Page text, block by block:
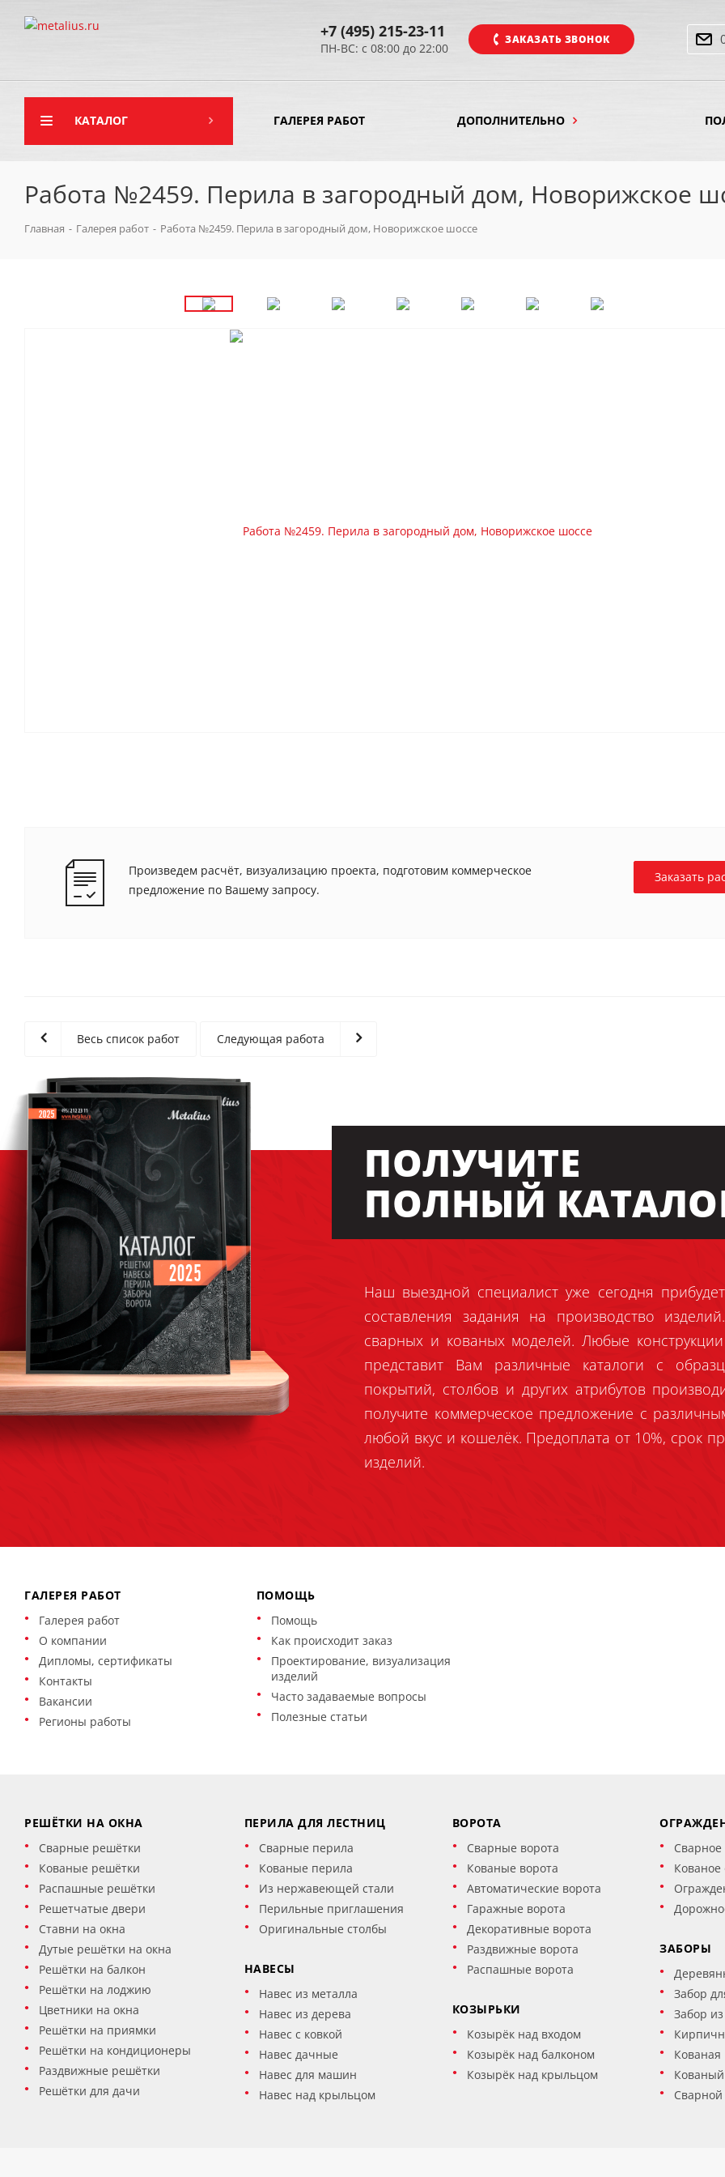
ЗАКАЗАТЬ ЗВОНОК
+7 (495) 215-23-11
ПН-ВС: с 08:00 до 22:00
КАТАЛОГ ГАЛЕРЕЯ РАБОТ ДОПОЛНИТЕЛЬНО
Работа №2459. Перила в загородный дом, Новорижское
Главная - Галерея работ - Работа №2459. Перила в загородный дом, Новорижское шоссе
Произведем расчёт, визуализацию проекта, подготовим коммерческое
предложение по Вашему запросу.
Заказать
Весь список работ Следующая работа
ПОЛУЧИТЕ
ПОЛНЫЙ
Наш выездной специалист уже сегодня
составления задания на производство
сварных и кованых моделей. Любые
представит Вам различные каталоги с
покрытий, столбов и других атрибутов
получите коммерческое предложение с
любой вкус и кошелёк. Предоплата от 10%, срок
изделий.
ГАЛЕРЕЯ РАБОТ
Галерея работ
О компании
Дипломы, сертификаты
Контакты
Вакансии
Регионы работы
ПОМОЩЬ
Помощь
Как происходит заказ
Проектирование, визуализация
изделий
Часто задаваемые вопросы
Полезные статьи
РЕШЁТКИ НА ОКНА
Сварные решётки
Кованые решётки
Распашные решётки
Решетчатые двери
Ставни на окна
Дутые решётки на окна
Решётки на балкон
Решётки на лоджию
Цветники на окна
Решётки на приямки
Решётки на кондиционеры
Раздвижные решётки
Решётки для дачи
ПЕРИЛА ДЛЯ ЛЕСТНИЦ
Сварные перила
Кованые перила
Из нержавеющей стали
Перильные приглашения
Оригинальные столбы
НАВЕСЫ
Навес из металла
Навес из дерева
Навес с ковкой
Навес дачные
Навес для машин
Навес над крыльцом
ВОРОТА
Сварные ворота
Кованые ворота
Автоматические ворота
Гаражные ворота
Декоративные ворота
Раздвижные ворота
Распашные ворота
КОЗЫРЬКИ
Козырёк над входом
Козырёк над балконом
Козырёк над крыльцом
ЗАБОРЫ
Забор
Забор
Кованая
Сварной